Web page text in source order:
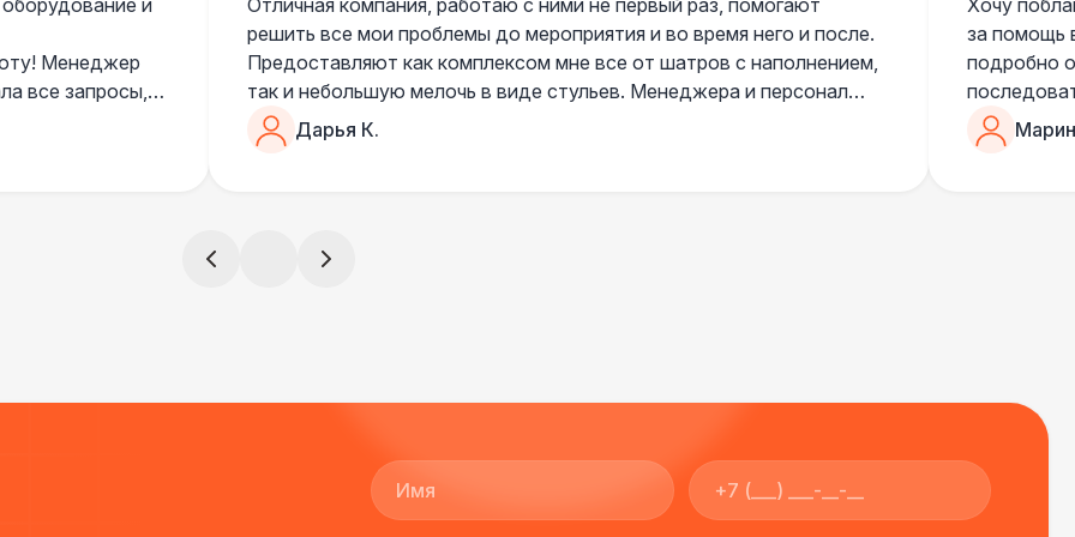
и
Менеджер
все запросы,
тревоги
Отличная компания, работаю с ними не первый раз, помогают
решить все мои проблемы до мероприятия и во время него и после.
Предоставляют как комплексом мне все от шатров с наполнением,
так и небольшую мелочь в виде стульев. Менеджера и персонал
очень понимающий, честный всегда подскажут что лучше взять и
чем дополнить праздник. Очень люблю работать именно с ними,
Дарья К.
Хочу
за помощь
подробно
Романом,
«Рука с